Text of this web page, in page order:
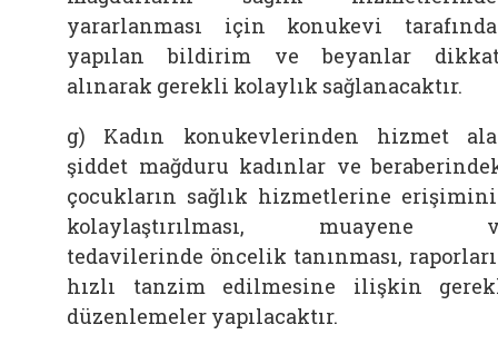
yararlanması için konukevi
yapılan bildirim ve beyanlar
alınarak gerekli kolaylık sağlanacaktır.
g) Kadın konukevlerinden hizmet
şiddet mağduru kadınlar ve
çocukların sağlık hizmetlerine
kolaylaştırılması, muayene
tedavilerinde öncelik tanınması,
hızlı tanzim edilmesine ilişkin
düzenlemeler yapılacaktır.